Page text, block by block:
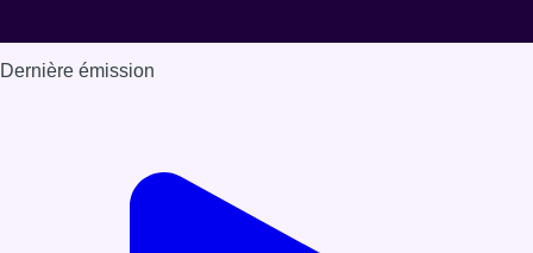
Dernière émission